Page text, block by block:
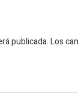
publicada.Los